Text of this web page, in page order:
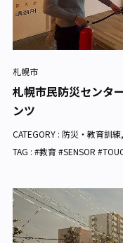
札幌市
札幌市民防災センタ
ンツ
CATEGORY : 防災・教育訓練,
TAG : #教育 #SENSOR